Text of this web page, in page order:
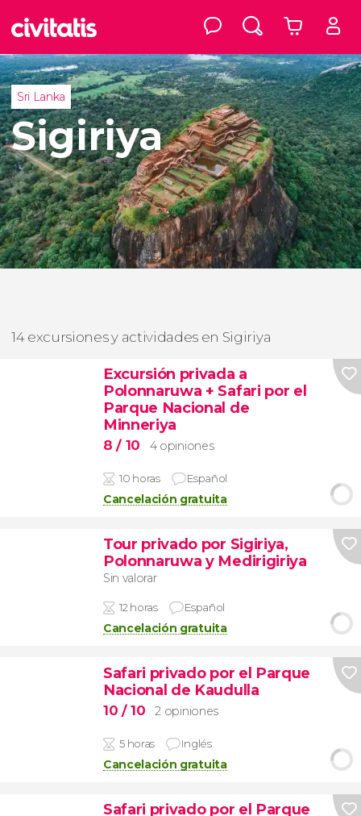
Sri Lanka
Sigiriya
14 excursiones y actividades en Sigiriya
Excursión privada a
Polonnaruwa + Safari por el
Parque Nacional de
Minneriya
8/ 10 4 opiniones
10 horas Español
Cancelación gratuita
Tour privado por Sigiriya,
Polonnaruwa y Medirigiriya
Sin valorar
12 horas Español
Cancelación gratuita
Safari privado por el Parque
Nacional de Kaudulla
10 / 10 2 opiniones
5 horas Inglés
Cancelación gratuita
Safari privado por el Parque